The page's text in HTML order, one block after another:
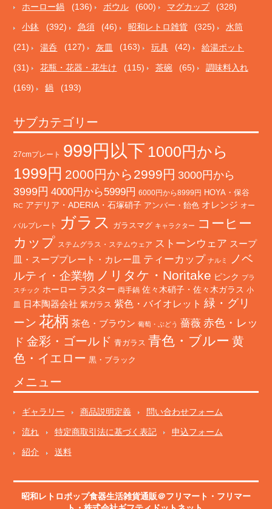
ホーロー鍋 (136) ボウル (600) マグカップ (328)
小鉢 (392) 急須 (46) 昭和レトロ雑貨 (325) 水筒
(21) 湯呑 (127) 灰皿 (163) 玩具 (42) 給湯ポット
(31) 花瓶・花器・花生け (115) 茶碗 (65) 調味料入れ
(169) 鍋 (193)
サブカテゴリー
27cmプレート 999円以下 1000円から
1999円 2000円から2999円 3000円から
3999円 4000円から5999円 6000円から8999円 HOYA・保谷
RC アデリア・ADERIA・石塚硝子 アンバー・飴色 オレンジ オー
バルプレート ガラス ガラスマグ キャラクター
コーヒー
カップ ステムグラス・ステムウェア ストーンウェア スープ
皿・スーププレート・カレー皿 ティーカップ ナルミ
ノベ
ルティ・企業物 ノリタケ・Noritake ピンク プラ
スチック ホーロー ラスター 両手鍋 佐々木硝子・佐々木ガラス 小
皿
日本陶器会社 紫ガラス 紫色・バイオレット 緑・グリ
ーン 花柄 茶色・ブラウン 葡萄・ぶどう 薔薇 赤色・レッ
ド 金彩・ゴールド 青ガラス 青色・ブルー 黄
色・イエロー 黒・ブラック
メニュー
ギャラリー 商品説明定義 問い合わせフォーム
流れ 特定商取引法に基づく表記 申込フォーム
紹介 送料
昭和レトロポップ食器生活雑貨通販＠フリマート ・ フリマー